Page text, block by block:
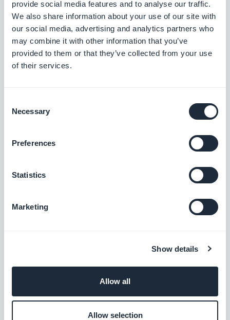
provide social media features and to analyse our traffic.
We also share information about your use of our site with
our social media, advertising and analytics partners who
may combine it with other information that you’ve
provided to them or that they’ve collected from your use
of their services.
Selection
Necessary
Preferences
Statistics
Marketing
Show details
Allow all
Allow selection
den Trends, die die Mobile- und No-Code-Welt
verändern, sowie einige Gedanken zu den
Auswirkungen von künstlicher Intelligenz auf
unsere Branche. Wenn ein Artikel bei Ihnen eine
Frage, eine Idee oder ein Feedback auslöst,
lassen Sie uns in den Kommentaren darüber